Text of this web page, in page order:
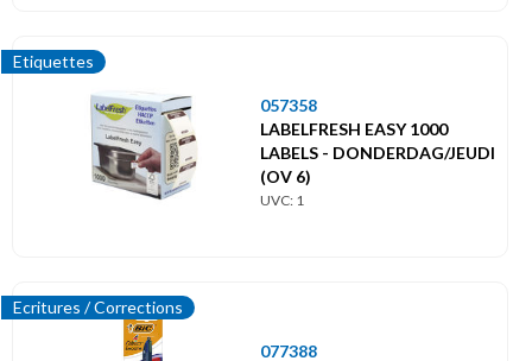
Etiquettes
057358
LABELFRESH EASY 1000
LABELS - DONDERDAG/JEUDI
(OV 6)
UVC: 1
Ecritures / Corrections
077388